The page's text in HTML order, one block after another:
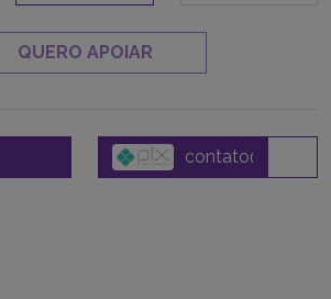
QUERO APOIAR